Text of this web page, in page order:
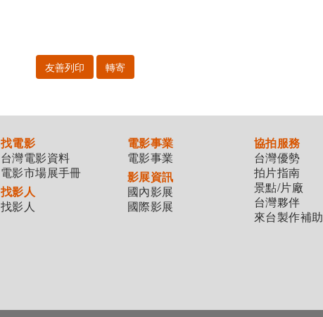
友善列印 轉寄
找電影
台灣電影資料
電影市場展手冊
找影人
找影人
電影事業
電影事業
影展資訊
國內影展
國際影展
協拍服務
台灣優勢
拍片指南
景點/片廠
台灣夥伴
來台製作補助